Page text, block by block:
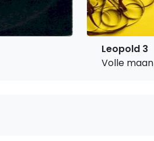
Leopold 3
Volle maan